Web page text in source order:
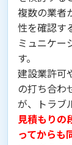
複数の業者
性を確認す
ミュニケー
す。
建設業許可
の打ち合わ
が、トラブ
見積もりの
ってからも